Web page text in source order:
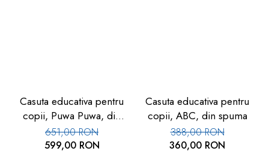
Casuta educativa pentru
copii, Puwa Puwa, din
spuma
651,00 RON
599,00 RON
Casuta educativa pentru
copii, ABC, din spuma
388,00 RON
360,00 RON